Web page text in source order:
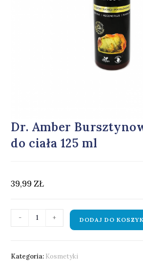
Dr. Amber
do ciała 125 ml
39,99ZŁ
- + DODAJ DO
Kategoria: Kosmetyki